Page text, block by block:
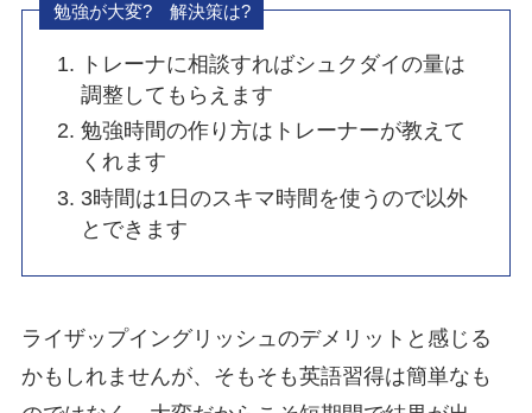
勉強が大変? 解決策は?
トレーナに相談すればシュクダイの量は
調整してもらえます
勉強時間の作り方はトレーナーが教えて
くれます
3時間は1日のスキマ時間を使うので以外
とできます
ライザップイングリッシュのデメリットと感じる
かもしれませんが、そもそも英語習得は簡単なも